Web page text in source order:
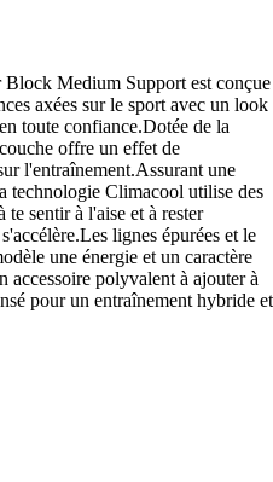
Medium Support est conçue
axées sur le sport avec un look
toute confiance.Dotée de la
offre un effet de
l'entraînement.Assurant une
technologie Climacool utilise des
te sentir à l'aise et à rester
lignes épurées et le
une énergie et un caractère
accessoire polyvalent à ajouter à
pour un entraînement hybride et